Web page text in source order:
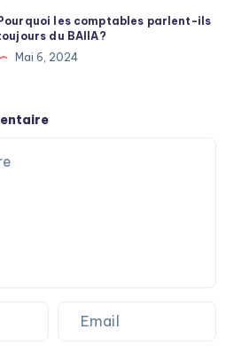
les comptables parlent-ils
du BAIIA?
Mai 6, 2024